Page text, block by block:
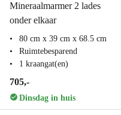
Mineraalmarmer 2 lades
onder elkaar
80 cm x 39 cm x 68.5 cm
Ruimtebesparend
1 kraangat(en)
705,-
Dinsdag in huis